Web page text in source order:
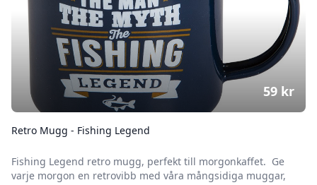
Retro Mugg - Fishing Legend
Fishing Legend retro mugg, perfekt till morgonkaffet. Ge
varje morgon en retrovibb med våra mångsidiga muggar,
59 kr